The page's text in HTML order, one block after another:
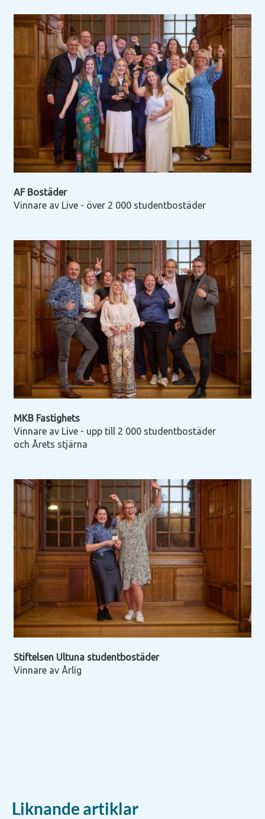
AF Bostäder
Vinnare av Live - över 2 000 studentbostäder
MKB Fastighets
Vinnare av Live - upp till 2 000 studentbostäder
och Årets stjärna
Stiftelsen Ultuna studentbostäder
Vinnare av Årlig
Liknande artiklar